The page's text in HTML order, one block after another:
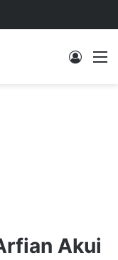
Log In
Akui